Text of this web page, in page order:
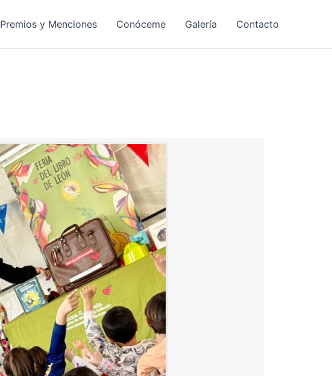
Premios y Menciones Conóceme Galería Contacto